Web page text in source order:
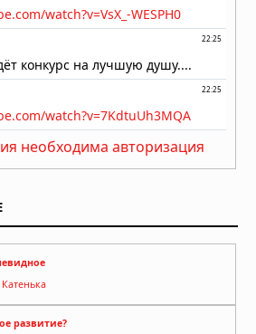
хопи о людях-муравьях,
апокалипсис
необходима авторизация
Катенька
развитие?